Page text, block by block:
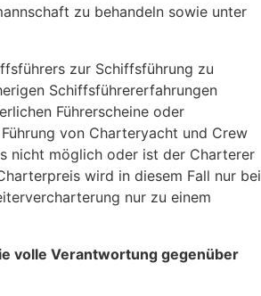
zu behandeln sowie unter
zur Schiffsführung zu
Schiffsführererfahrungen
Führerscheine oder
von Charteryacht und Crew
nicht möglich oder ist der Charterer
wird in diesem Fall nur bei
nur zu einem
volle Verantwortung gegenüber